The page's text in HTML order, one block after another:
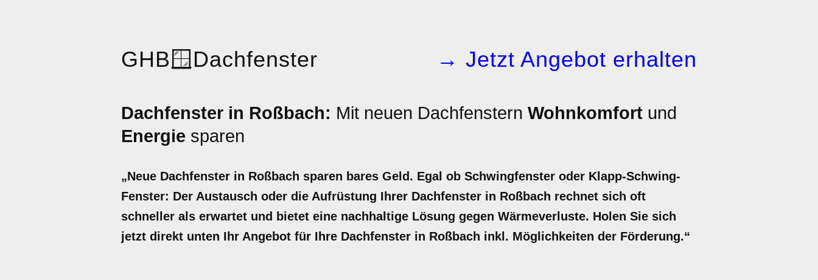
GHB🪟 Dachfenster → Jetzt Angebot erhalten
Dachfenster in Roßbach: Mit neuen Dachfenstern Wohnkomfort und
Energie sparen
„Neue Dachfenster in Roßbach sparen bares Geld. Egal ob Schwingfenster oder Klapp-Schwing-
Fenster: Der Austausch oder die Aufrüstung Ihrer Dachfenster in Roßbach rechnet sich oft
schneller als erwartet und bietet eine nachhaltige Lösung gegen Wärmeverluste. Holen Sie sich
jetzt direkt unten Ihr Angebot für Ihre Dachfenster in Roßbach inkl. Möglichkeiten der Förderung.“